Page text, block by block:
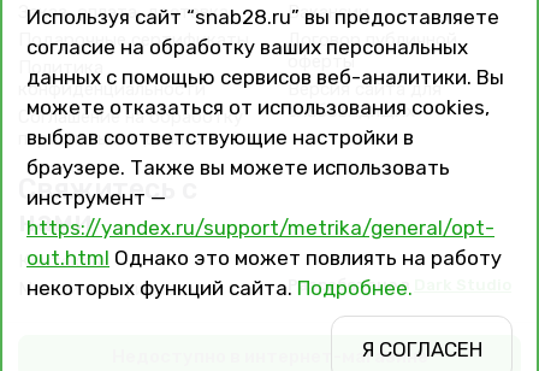
Недоступно в интернет-магазине
Заказ, оплата, доставка
Подарочные сертификаты
конфиденциальности
Соглашение на обработку
персональных данных
Вакансии
Договор публичной
оферты
Версия сайта для
слабовидящих
Свяжитесь с
нами
Контакты
Магазины и филиалы
Разработано в
Используя сайт “snab28.ru” вы предоставляете
согласие на обработку ваших персональных
данных с помощью сервисов веб-аналитики. Вы
можете отказаться от использования cookies,
выбрав соответствующие настройки в
браузере. Также вы можете использовать
инструмент —
https://yandex.ru/support/metrika/general/opt-
out.html Однако это может повлиять на работу
некоторых функций сайта. Подробнее.
Я СОГЛАСЕН